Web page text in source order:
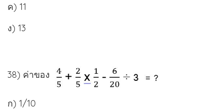
ค) 11
ง) 13
38) ค่าของ
ก) 1/10